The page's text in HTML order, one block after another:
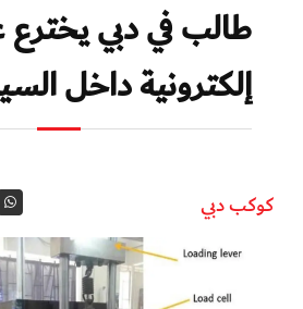
أحدث الأخبار
سوالف الدار
في المرمى
وثائقيات الخور
طالب في دبي يخترع
إلكترونية داخل
كوكب دبي